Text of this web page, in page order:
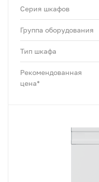
Серия шкафов
Группа оборудования
Тип шкафа
Рекомендованная
цена*